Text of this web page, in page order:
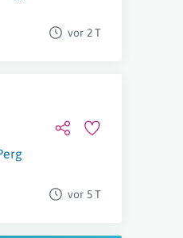
vor 2 T
vor 5 T